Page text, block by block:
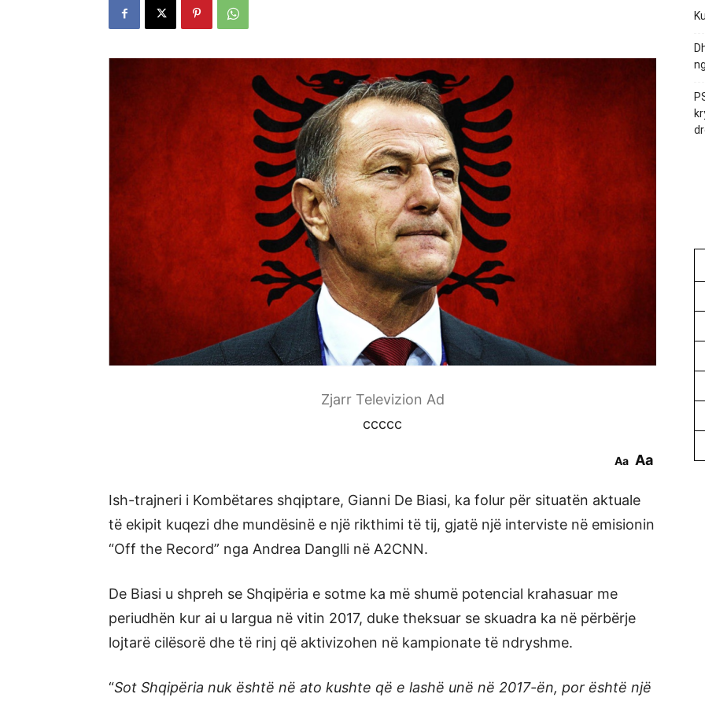
Zjarr Televizion Ad
ccccc
Aa Aa
Ish-trajneri i Kombëtares shqiptare, Gianni De Biasi, ka folur për situatën aktuale
të ekipit kuqezi dhe mundësinë e një rikthimi të tij, gjatë një interviste në emisionin
“Off the Record” nga Andrea Danglli në A2CNN.
De Biasi u shpreh se Shqipëria e sotme ka më shumë potencial krahasuar me
periudhën kur ai u largua në vitin 2017, duke theksuar se skuadra ka në përbërje
lojtarë cilësorë dhe të rinj që aktivizohen në kampionate të ndryshme.
“Sot Shqipëria nuk është në ato kushte që e lashë unë në 2017-ën, por është një